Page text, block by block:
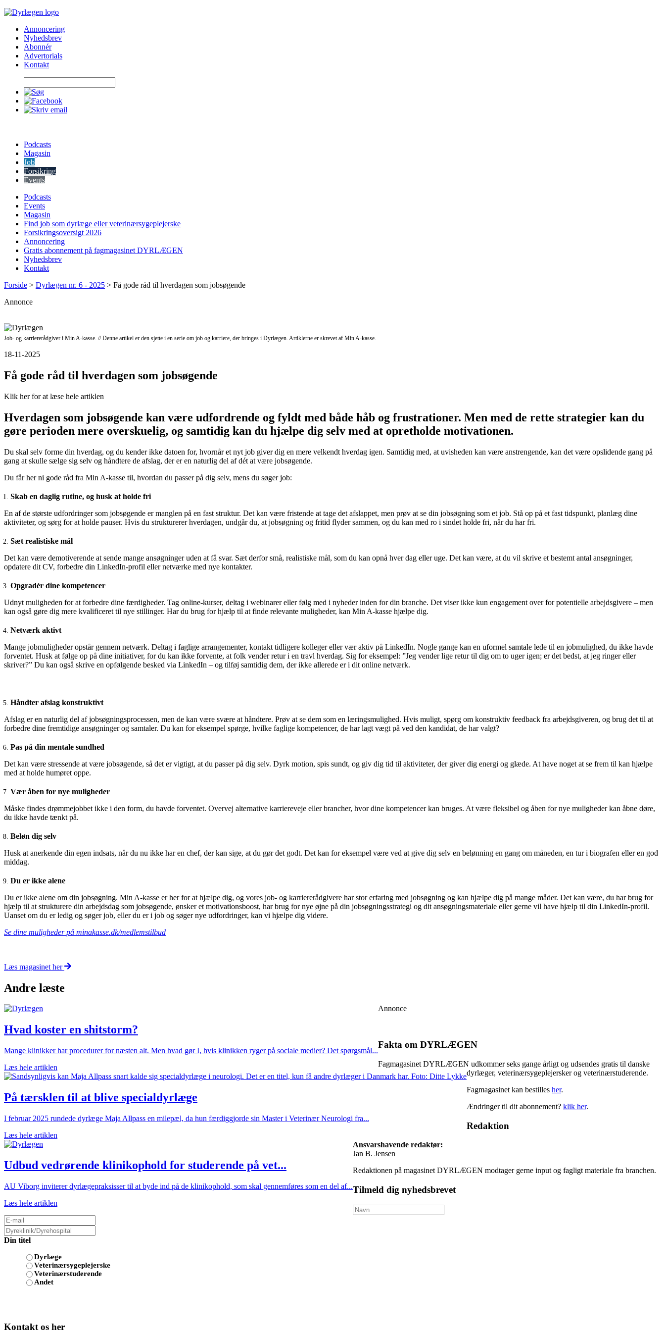
Skip
contentAnnoncering
Nyhedsbrev
Abonnér
Advertorials
Kontakt
Podcasts
Magasin
Job
Forsikring
Events
Podcasts
Events
Magasin
Find job som dyrlæge eller veterinærsygeplejerske
Forsikringsoversigt 2026
Annoncering
Gratis abonnement på fagmagasinet DYRLÆGEN
Nyhedsbrev
Kontakt
Forside > Dyrlægen nr. 6 - 2025 > Få gode råd til hverdagen som jobsøgende
Annonce
Job- og karriererådgiver i Min A-kasse. // Denne artikel er den sjette i en serie om job og karriere, der bringes i Dyrlægen. Artiklerne er skrevet af Min A-kasse.
18-11-2025
Få gode råd til hverdagen som jobsøgende
Klik her for at læse hele artiklen
Hverdagen som jobsøgende kan være udfordrende og fyldt med både håb og frustrationer. Men med de rette strategier kan du
gøre perioden mere overskuelig, og samtidig kan du hjælpe dig selv med at opretholde motivationen.
Du skal selv forme din hverdag, og du kender ikke datoen for, hvornår et nyt job giver dig en mere velkendt hverdag igen. Samtidig med, at uvisheden kan være anstrengende, kan det være opslidende gang på
gang at skulle sælge sig selv og håndtere de afslag, der er en naturlig del af dét at være jobsøgende.
Du får her ni gode råd fra Min A-kasse til, hvordan du passer på dig selv, mens du søger job:
Skab en daglig rutine, og husk at holde fri
En af de største udfordringer som jobsøgende er manglen på en fast struktur. Det kan være fristende at tage det afslappet, men prøv at se din jobsøgning som et job. Stå op på et fast tidspunkt, planlæg dine
aktiviteter, og sørg for at holde pauser. Hvis du strukturerer hverdagen, undgår du, at jobsøgning og fritid flyder sammen, og du kan med ro i sindet holde fri, når du har fri.
Sæt realistiske mål
Det kan være demotiverende at sende mange ansøgninger uden at få svar. Sæt derfor små, realistiske mål, som du kan opnå hver dag eller uge. Det kan være, at du vil skrive et bestemt antal ansøgninger,
opdatere dit CV, forbedre din LinkedIn-profil eller netværke med nye kontakter.
Opgradér dine kompetencer
Udnyt muligheden for at forbedre dine færdigheder. Tag online-kurser, deltag i webinarer eller følg med i nyheder inden for din branche. Det viser ikke kun engagement over for potentielle arbejdsgivere – men
kan også gøre dig mere kvalificeret til nye stillinger. Har du brug for hjælp til at finde relevante muligheder, kan Min A-kasse hjælpe dig.
Netværk aktivt
Mange jobmuligheder opstår gennem netværk. Deltag i faglige arrangementer, kontakt tidligere kolleger eller vær aktiv på LinkedIn. Nogle gange kan en uformel samtale lede til en jobmulighed, du ikke havde
forventet. Husk at følge op på dine initiativer, for du kan ikke forvente, at folk vender retur i en travl hverdag. Sig for eksempel: ”Jeg vender lige retur til dig om to uger igen; er det bedst, at jeg ringer eller
skriver?” Du kan også skrive en opfølgende besked via LinkedIn – og tilføj samtidig dem, der ikke allerede er i dit online netværk.
Håndter afslag konstruktivt
Afslag er en naturlig del af jobsøgningsprocessen, men de kan være svære at håndtere. Prøv at se dem som en læringsmulighed. Hvis muligt, spørg om konstruktiv feedback fra arbejdsgiveren, og brug det til at
forbedre dine fremtidige ansøgninger og samtaler. Du kan for eksempel spørge, hvilke faglige kompetencer, de har lagt vægt på ved den kandidat, de har valgt?
Pas på din mentale sundhed
Det kan være stressende at være jobsøgende, så det er vigtigt, at du passer på dig selv. Dyrk motion, spis sundt, og giv dig tid til aktiviteter, der giver dig energi og glæde. At have noget at se frem til kan hjælpe
med at holde humøret oppe.
Vær åben for nye muligheder
Måske findes drømmejobbet ikke i den form, du havde forventet. Overvej alternative karriereveje eller brancher, hvor dine kompetencer kan bruges. At være fleksibel og åben for nye muligheder kan åbne døre,
du ikke havde tænkt på.
Beløn dig selv
Husk at anerkende din egen indsats, når du nu ikke har en chef, der kan sige, at du gør det godt. Det kan for eksempel være ved at give dig selv en belønning en gang om måneden, en tur i biografen eller en god
middag.
Du er ikke alene
Du er ikke alene om din jobsøgning. Min A-kasse er her for at hjælpe dig, og vores job- og karriererådgivere har stor erfaring med jobsøgning og kan hjælpe dig på mange måder. Det kan være, du har brug for
hjælp til at strukturere din arbejdsdag som jobsøgende, ønsker et motivationsboost, har brug for nye øjne på din jobsøgningsstrategi og dit ansøgningsmateriale eller gerne vil have hjælp til din LinkedIn-profil.
Uanset om du er ledig og søger job, eller du er i job og søger nye udfordringer, kan vi hjælpe dig videre.
Se dine muligheder på minakasse.dk/medlemstilbud
Læs magasinet her
Andre læste
Hvad koster en shitstorm?
Mange klinikker har procedurer for næsten alt. Men hvad gør I, hvis klinikken ryger på sociale medier? Det spørgsmål...
Læs hele artiklen
På tærsklen til at blive specialdyrlæge
I februar 2025 rundede dyrlæge Maja Allpass en milepæl, da hun færdiggjorde sin Master i Veterinær Neurologi fra...
Læs hele artiklen
Udbud vedrørende klinikophold for studerende på vet...
AU Viborg inviterer dyrlægepraksisser til at byde ind på de klinikophold, som skal gennemføres som en del af...
Læs hele artiklen
Annonce
Fakta om DYRLÆGEN
Fagmagasinet DYRLÆGEN udkommer seks gange årligt og udsendes gratis til danske
dyrlæger, veterinærsygeplejersker og veterinærstuderende.
Fagmagasinet kan bestilles her.
Ændringer til dit abonnement? klik her.
Redaktion
Ansvarshavende redaktør:
Jan B. Jensen
Redaktionen på magasinet DYRLÆGEN modtager gerne input og fagligt materiale fra branchen.
Tilmeld dig nyhedsbrevet
Din titel
Dyrlæge
Veterinærsygeplejerske
Veterinærstuderende
Andet
Kontakt os her